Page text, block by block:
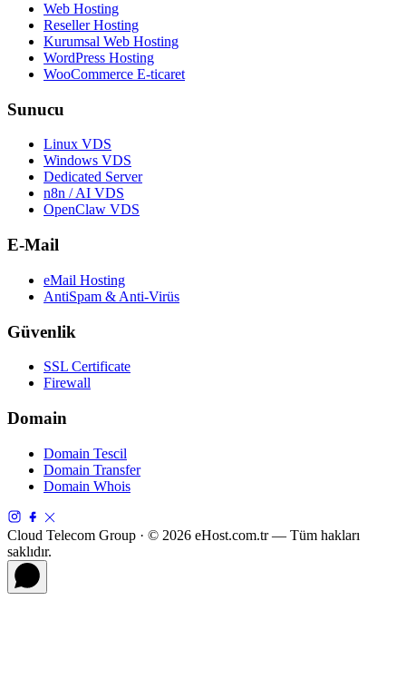
Web Hosting
Reseller Hosting
Kurumsal Web Hosting
WordPress Hosting
WooCommerce E-ticaret
Sunucu
Linux VDS
Windows VDS
Dedicated Server
n8n / AI VDS
OpenClaw VDS
E-Mail
eMail Hosting
AntiSpam & Anti-Virüs
Güvenlik
SSL Certificate
Firewall
Domain
Domain Tescil
Domain Transfer
Domain Whois
Cloud Telecom Group · © 2026 eHost.com.tr — Tüm hakları
saklıdır.